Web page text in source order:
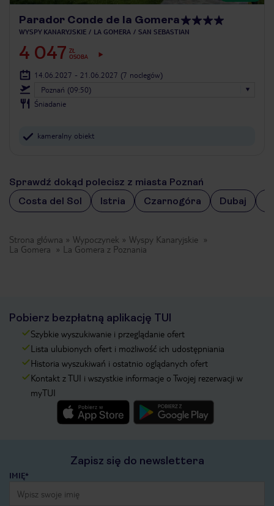
Parador Conde de la Gomera
WYSPY KANARYJSKIE LA GOMERA SAN SEBASTIAN
4 047 ZŁ
OSOBA
14.06.2027 - 21.06.2027 (7 noclegów)
Poznań (09:50)
Śniadanie
kameralny obiekt
Sprawdź dokąd polecisz z miasta Poznań
Costa del Sol
Istria Czarnogóra Dubaj
Strona główna Wypoczynek
Wyspy Kanaryjskie
La Gomera
La Gomera z Poznania
Pobierz bezpłatną aplikację TUI
Szybkie wyszukiwanie i przeglądanie ofert
Lista ulubionych ofert i możliwość ich udostępniania
Historia wyszukiwań i ostatnio oglądanych ofert
Kontakt z TUI i wszystkie informacje o Twojej rezerwacji w
myTUI
Zapisz się do newslettera
IMIĘ*